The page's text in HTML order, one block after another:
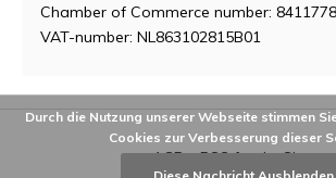
Chamber of Commerce number:
VAT-number: NL863102815B01
AGB RSS feed
Durch die Nutzung unserer Webseite stimmen
Cookies zur Verbesserung dieser